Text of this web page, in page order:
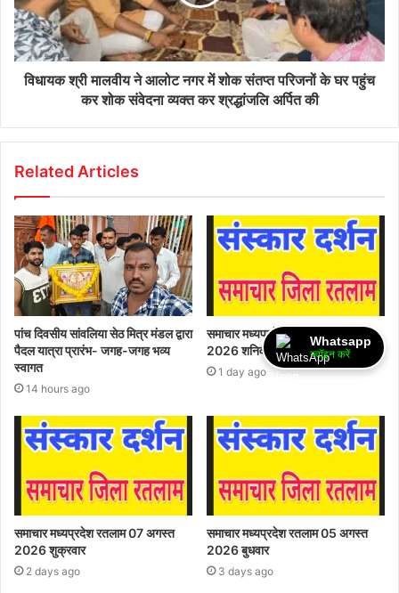
विधायक श्री मालवीय ने आलोट नगर में शोक संतप्त परिजनों के घर पहुंच
कर शोक संवेदना व्यक्त कर श्रद्धांजलि अर्पित की
Related Articles
पांच दिवसीय सांवलिया सेठ मित्र मंडल द्वारा
पैदल यात्रा प्रारंभ- जगह-जगह भव्य
स्वागत
14 hours ago
समाचार मध्यप्रदेश रतलाम 08 अगस्त
2026 शनिवार
1 day ago
समाचार मध्यप्रदेश रतलाम 07 अगस्त
2026 शुक्रवार
2 days ago
समाचार मध्यप्रदेश रतलाम 05 अगस्त
2026 बुधवार
3 days ago
Whatsapp
ज्वॉइन करें